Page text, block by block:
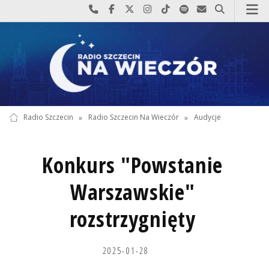
Najlepiej po prostu do nas zadzwoń
Odwiedź nas na Facebook-u
Odwiedź nas na X
Odwiedź nas na Instagram-ie
Odwiedź nas na TikTok-u
Szukaj nas na Spotify
Wyślij do nas
Szukaj
Radio Szczecin » Radio Szczecin Na Wieczór » Audycje
Konkurs "Powstanie
Warszawskie"
rozstrzygnięty
2025-01-28